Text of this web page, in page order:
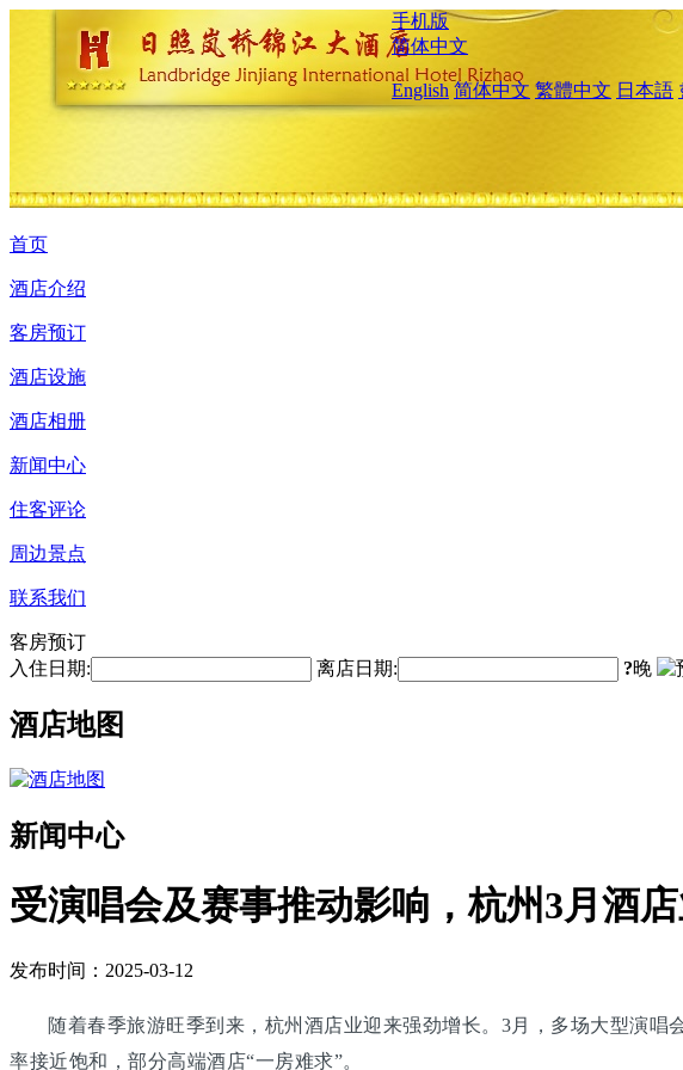
手机版
简体中文
English 简体中文 繁體中文 日本語
首页
酒店介绍
客房预订
酒店设施
酒店相册
新闻中心
住客评论
周边景点
联系我们
客房预订
入住日期:
离店日期: ?晚
酒店地图
新闻中心
受演唱会及赛事推动影响，杭州3月酒
发布时间：2025-03-12
随着春季旅游旺季到来，杭州酒店业迎来强劲增长。3月，多场大型演
率接近饱和，部分高端酒店“一房难求”。